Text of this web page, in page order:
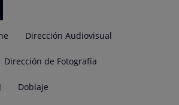
Dirección Audiovisual
Dirección de Fotografía
Doblaje